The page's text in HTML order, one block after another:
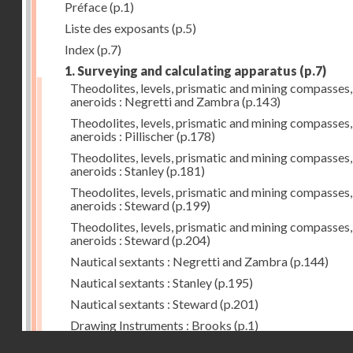
Préface(p.1)
Liste des exposants (p.5)
Index(p.7)
1. Surveying and calculating apparatus (p.7)
Theodolites, levels, prismatic and mining compasses,
aneroids : Negretti and Zambra(p.143)
Theodolites, levels, prismatic and mining compasses,
aneroids : Pillischer(p.178)
Theodolites, levels, prismatic and mining compasses,
aneroids : Stanley(p.181)
Theodolites, levels, prismatic and mining compasses,
aneroids : Steward(p.199)
Theodolites, levels, prismatic and mining compasses,
aneroids : Steward(p.204)
Nautical sextants : Negretti and Zambra(p.144)
Nautical sextants : Stanley(p.195)
Nautical sextants : Steward(p.201)
Drawing Instruments : Brooks (p.1)